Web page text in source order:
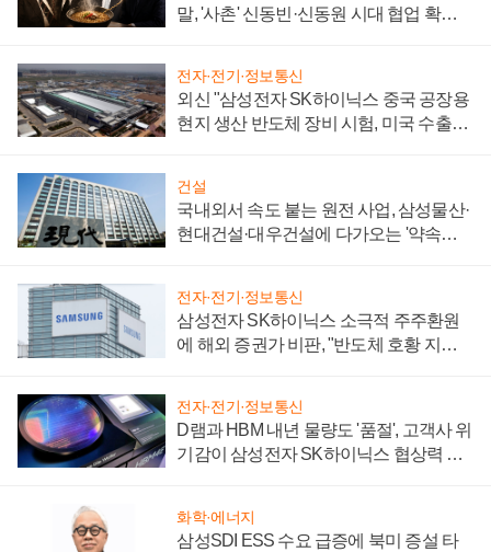
말, '사촌' 신동빈·신동원 시대 협업 확대
전자·전기·정보통신
외신 "삼성전자 SK하이닉스 중국 공장용
현지 생산 반도체 장비 시험, 미국 수출통
건설
국내외서 속도 붙는 원전 사업, 삼성물산·
현대건설·대우건설에 다가오는 '약속의
전자·전기·정보통신
삼성전자 SK하이닉스 소극적 주주환원
에 해외 증권가 비판, "반도체 호황 지속
전자·전기·정보통신
D램과 HBM 내년 물량도 '품절', 고객사 위
기감이 삼성전자 SK하이닉스 협상력 더
화학·에너지
삼성SDI ESS 수요 급증에 북미 증설 타